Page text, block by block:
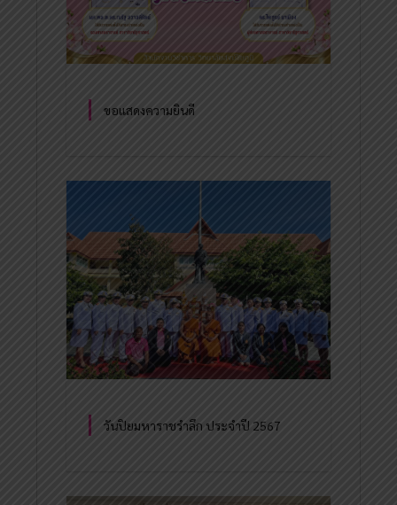
ขอแสดงความยินดี
วันปิยมหาราชรำลึก ประจำปี 2567